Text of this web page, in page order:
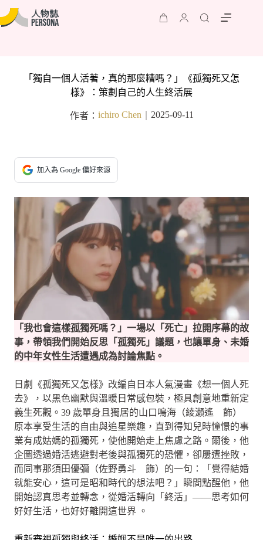
「獨自一個人活著，真的那麼糟嗎？」《孤獨死又怎
樣》：策劃自己的人生終活展
作者： ichiro Chen｜ 2025-09-11
加入為 Google 偏好來源
「我也會這樣孤獨死嗎？」一場以「死亡」拉開序幕的故
事，帶領我們開始反思「孤獨死」議題，也讓單身、未婚
的中年女性生活遭遇成為討論焦點。
日劇《孤獨死又怎樣》改編自日本人氣漫畫《想一個人死
去》，以黑色幽默與溫暖日常感包裝，極具創意地重新定
義生死觀。39 歲單身且獨居的山口鳴海（綾瀨遙 飾）
原本享受生活的自由與追星樂趣，直到得知兒時憧憬的事
業有成姑媽的孤獨死，使他開始走上焦慮之路。爾後，他
企圖透過婚活逃避對老後與孤獨死的恐懼，卻屢遭挫敗，
而同事那須田優彌（佐野勇斗 飾）的一句：「覺得結婚
就能安心，這可是昭和時代的想法吧？」瞬間點醒他，他
開始認真思考並轉念，從婚活轉向「終活」——思考如何
好好生活，也好好離開這世界 。